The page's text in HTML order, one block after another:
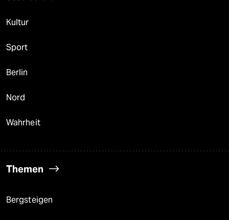
Kultur
Sport
Berlin
Nord
Wahrheit
Themen
Bergsteigen